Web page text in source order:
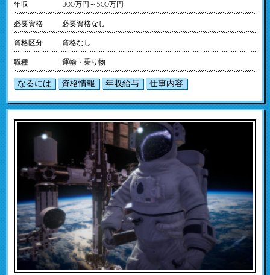
年収 300万円～500万円
必要資格 必要資格なし
資格区分 資格なし
職種 運輸・乗り物
なるには 資格情報 年収給与 仕事内容